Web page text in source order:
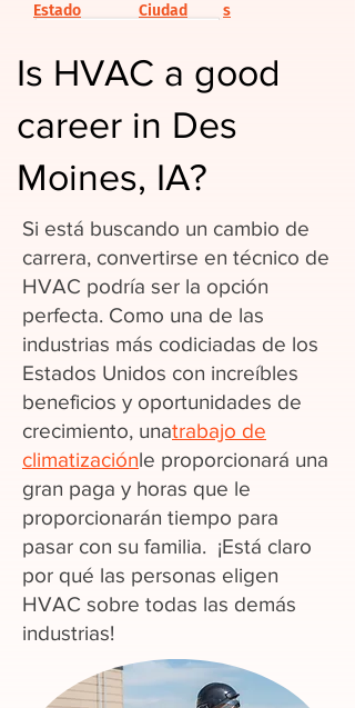
Is HVAC a good
career in Des
Moines, IA?
Si está buscando un cambio de
carrera, convertirse en técnico de
HVAC podría ser la opción
perfecta. Como una de las
industrias más codiciadas de los
Estados Unidos con increíbles
beneficios y oportunidades de
crecimiento, unatrabajo de
climatizaciónle proporcionará una
gran paga y horas que le
proporcionarán tiempo para
pasar con su familia. ¡Está claro
por qué las personas eligen
HVAC sobre todas las demás
industrias!
Estado
Ciudad
s